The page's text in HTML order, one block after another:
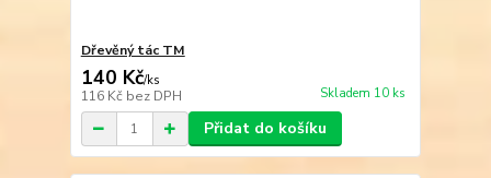
Dřevěný tác TM
140 Kč/ks
116 Kč bez DPH Skladem 10 ks
Přidat do košíku